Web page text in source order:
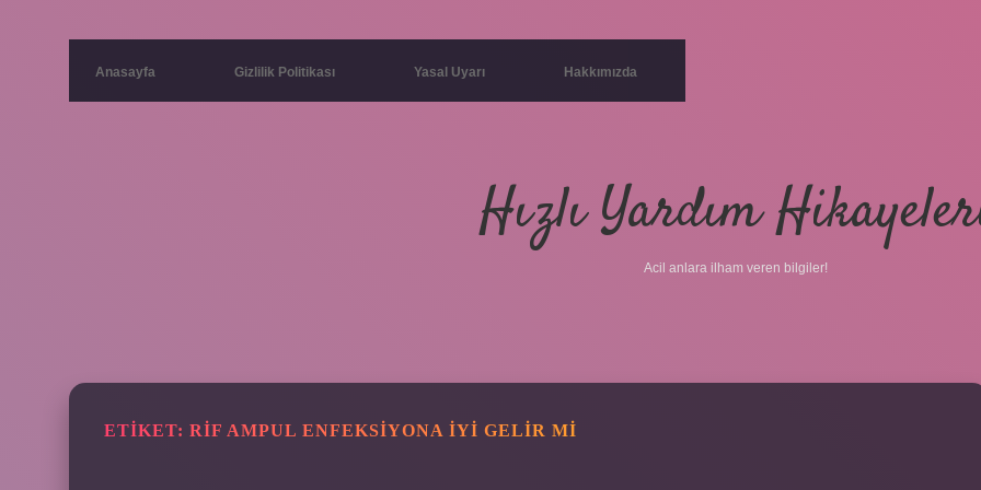
Anasayfa Gizlilik Politikası Yasal Uyarı Hakkımızda
Hızlı Yardım
Acil anlara ilham veren bilgiler!
ETIKET: RIF AMPUL ENFEKSIYONA IYI GELIR MI